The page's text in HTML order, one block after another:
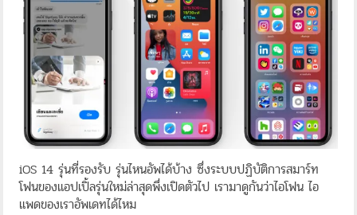
iOS 14 รุ่นที่รองรับ รุ่นไหนอัพได้บ้าง ซึ่งระบบปฏิบัติการสมาร์ท
โฟนของแอปเปิ้ลรุ่นใหม่ล่าสุดพึ่งเปิดตัวไป เรามาดูกันว่าไอโฟน ไอ
แพดของเราอัพเดทได้ไหม